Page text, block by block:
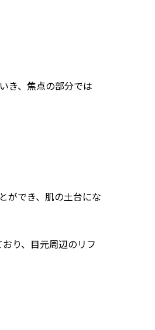
き、焦点の部分では
ができ、肌の土台にな
り、目元周辺のリフ